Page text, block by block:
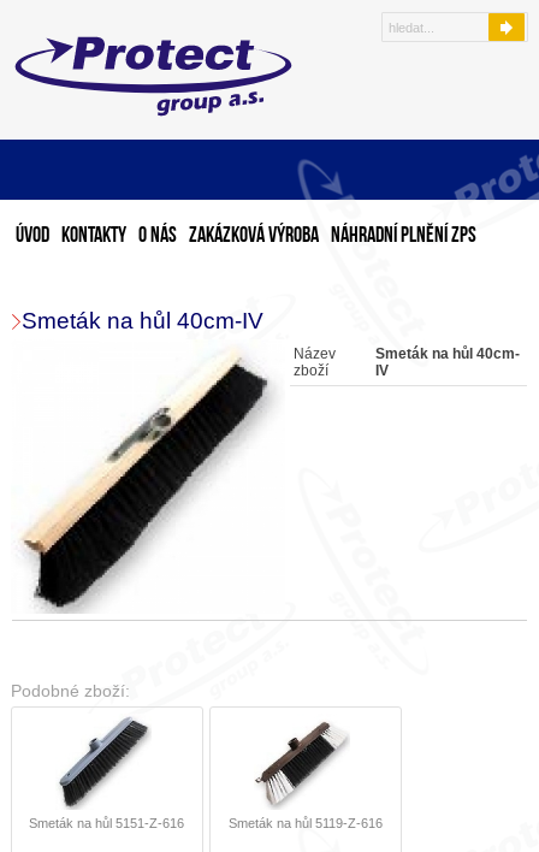
Smeták na hůl 40cm-IV
Název
zboží
Smeták na hůl 40cm-
IV
Podobné zboží:
Smeták na hůl 5151-Z-616 Smeták na hůl 5119-Z-616
Úvod Kontakty O nás Zakázková výroba Náhradní plnění ZPS